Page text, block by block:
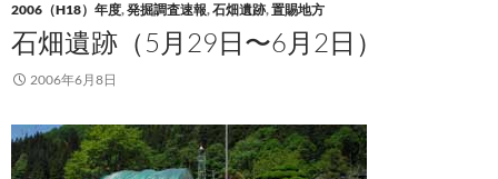
2006（H18）年度,発掘調査速報,石畑遺跡,置賜地方
石畑遺跡（5月29日〜6月2日）
2006年6月8日